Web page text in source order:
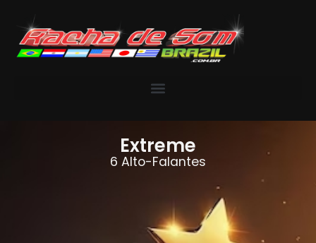
Extreme
6 Alto-Falantes